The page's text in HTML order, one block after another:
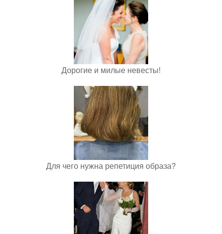
Дорогие и милые невесты!
Для чего нужна репетиция образа?